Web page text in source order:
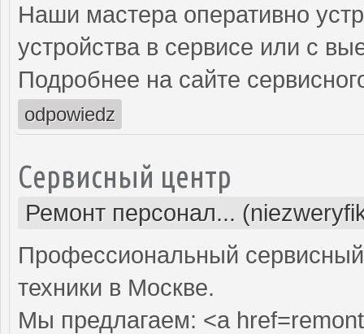
Наши мастера оперативно
устройства в сервисе или с
Подробнее на сайте
odpowiedz
Сервисный центр
Ремонт персонал...
Профессиональный
техники в Москве.
Мы предлагаем: <a